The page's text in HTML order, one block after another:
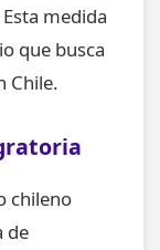
medida
que busca
Chile.
chileno
de